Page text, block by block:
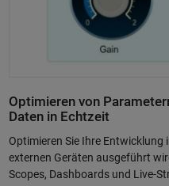
Optimieren von
Daten in Echtzeit
Optimieren Sie Ihre Entwicklung
externen Geräten ausgeführt
Scopes, Dashboards und Live-